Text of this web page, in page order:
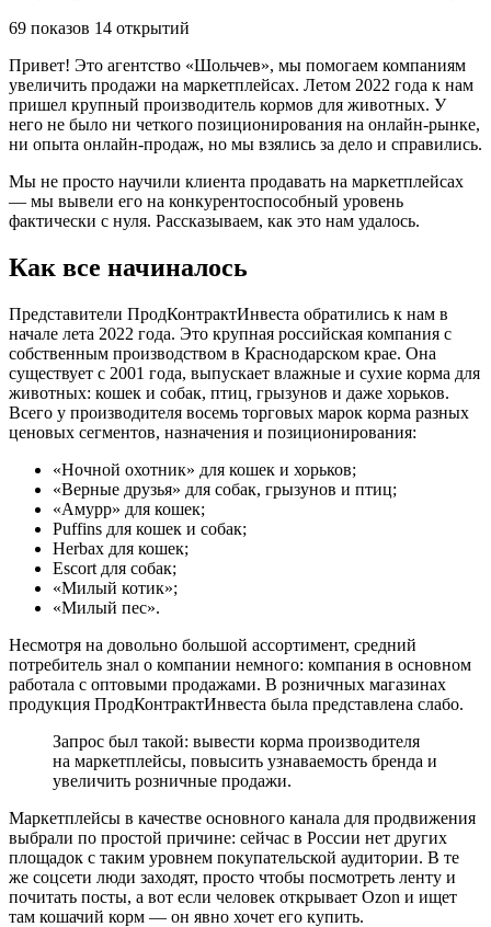
69 показов 14 открытий
Привет! Это агентство «Шольчев», мы помогаем компаниям
увеличить продажи на маркетплейсах. Летом 2022 года к нам
пришел крупный производитель кормов для животных. У
него не было ни четкого позиционирования на онлайн-рынке,
ни опыта онлайн-продаж, но мы взялись за дело и справились.
Мы не просто научили клиента продавать на маркетплейсах
— мы вывели его на конкурентоспособный уровень
фактически с нуля. Рассказываем, как это нам удалось.
Как все начиналось
Представители ПродКонтрактИнвеста обратились к нам в
начале лета 2022 года. Это крупная российская компания с
собственным производством в Краснодарском крае. Она
существует с 2001 года, выпускает влажные и сухие корма для
животных: кошек и собак, птиц, грызунов и даже хорьков.
Всего у производителя восемь торговых марок корма разных
ценовых сегментов, назначения и позиционирования:
«Ночной охотник» для кошек и хорьков;
«Верные друзья» для собак, грызунов и птиц;
«Амурр» для кошек;
Puffins для кошек и собак;
Herbax для кошек;
Escort для собак;
«Милый котик»;
«Милый пес».
Несмотря на довольно большой ассортимент, средний
потребитель знал о компании немного: компания в основном
работала с оптовыми продажами. В розничных магазинах
продукция ПродКонтрактИнвеста была представлена слабо.
Запрос был такой: вывести корма производителя
на маркетплейсы, повысить узнаваемость бренда и
увеличить розничные продажи.
Маркетплейсы в качестве основного канала для продвижения
выбрали по простой причине: сейчас в России нет других
площадок с таким уровнем покупательской аудитории. В те
же соцсети люди заходят, просто чтобы посмотреть ленту и
почитать посты, а вот если человек открывает Ozon и ищет
там кошачий корм — он явно хочет его купить.